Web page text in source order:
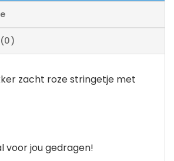
zacht roze stringetje met
voor jou gedragen!